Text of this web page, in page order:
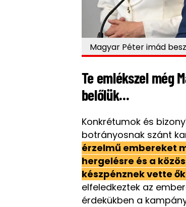
Magyar Péter imád
Te emlékszel még
belőlük...
Konkrétumok és
botrányosnak szánt
érzelmű embereket
hergelésre és a
készpénznek vette
elfeledkeztek az
érdekükben a